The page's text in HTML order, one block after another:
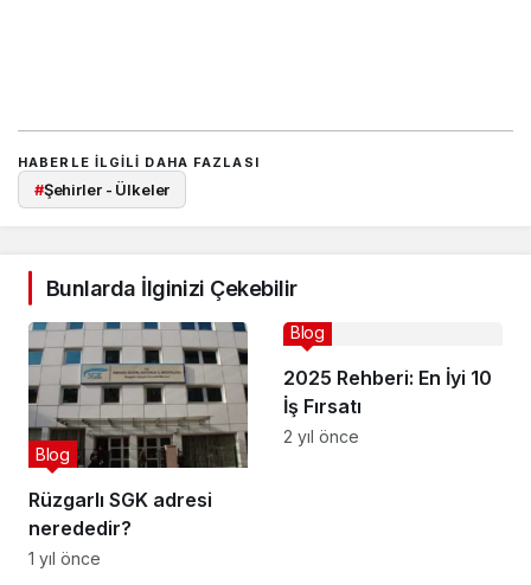
HABERLE ILGILI DAHA FAZLASI
#Şehirler - Ülkeler
Bunlarda İlginizi Çekebilir
Rüzgarlı SGK adresi
nerededir?
Blog
1 yıl önce
2025 Rehberi: En İyi 10
İş Fırsatı
Blog
2 yıl önce